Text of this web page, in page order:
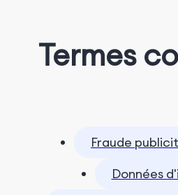
Termes
Fraude
Données